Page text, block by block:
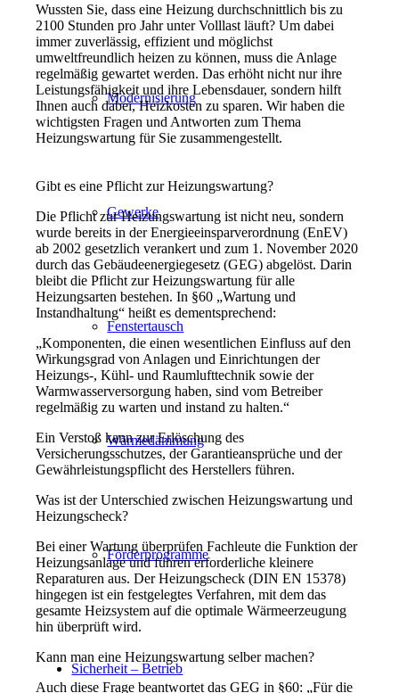
Modernisierung
Gewerke
Fenstertausch
Wärmedämmung
Förderprogramme
Sicherheit – Betrieb
Wussten Sie, dass eine Heizung durchschnittlich bis zu
2100 Stunden pro Jahr unter Volllast läuft? Um dabei
immer zuverlässig, effizient und möglichst
umweltfreundlich heizen zu können, muss die Anlage
regelmäßig gewartet werden. Das erhöht nicht nur ihre
Leistungsfähigkeit und ihre Lebensdauer, sondern hilft
Ihnen auch dabei, Heizkosten zu sparen. Wir haben die
wichtigsten Fragen und Antworten zum Thema
Heizungswartung für Sie zusammengestellt.
Gibt es eine Pflicht zur Heizungswartung?
Die Pflicht zur Heizungswartung ist nicht neu, sondern
wurde bereits in der Energieeinsparverordnung (EnEV)
ab 2002 gesetzlich verankert und zum 1. November 2020
durch das Gebäudeenergiegesetz (GEG) abgelöst. Darin
bleibt die Pflicht zur Heizungswartung für alle
Heizungsarten bestehen. In §60 „Wartung und
Instandhaltung“ heißt es dementsprechend:
„Komponenten, die einen wesentlichen Einfluss auf den
Wirkungsgrad von Anlagen und Einrichtungen der
Heizungs-, Kühl- und Raumlufttechnik sowie der
Warmwasserversorgung haben, sind vom Betreiber
regelmäßig zu warten und instand zu halten.“
Ein Verstoß kann zur Erlöschung des
Versicherungsschutzes, der Garantieansprüche und der
Gewährleistungspflicht des Herstellers führen.
Was ist der Unterschied zwischen Heizungswartung und
Heizungscheck?
Bei einer Wartung überprüfen Fachleute die Funktion der
Heizungsanlage und führen erforderliche kleinere
Reparaturen aus. Der Heizungscheck (DIN EN 15378)
hingegen ist ein festgelegtes Verfahren, mit dem das
gesamte Heizsystem auf die optimale Wärmeerzeugung
hin überprüft wird.
Kann man eine Heizungswartung selber machen?
Auch diese Frage beantwortet das GEG in §60: „Für die